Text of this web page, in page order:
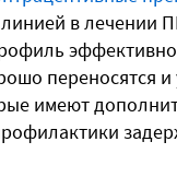
в лечении
переносятся
имеют